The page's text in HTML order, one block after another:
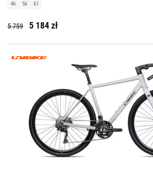
46 56 61
5 759 5 184 zł